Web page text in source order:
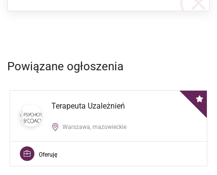
Powiązane ogłoszenia
Terapeuta Uzależnień
Warszawa, mazowieckie
Oferuję